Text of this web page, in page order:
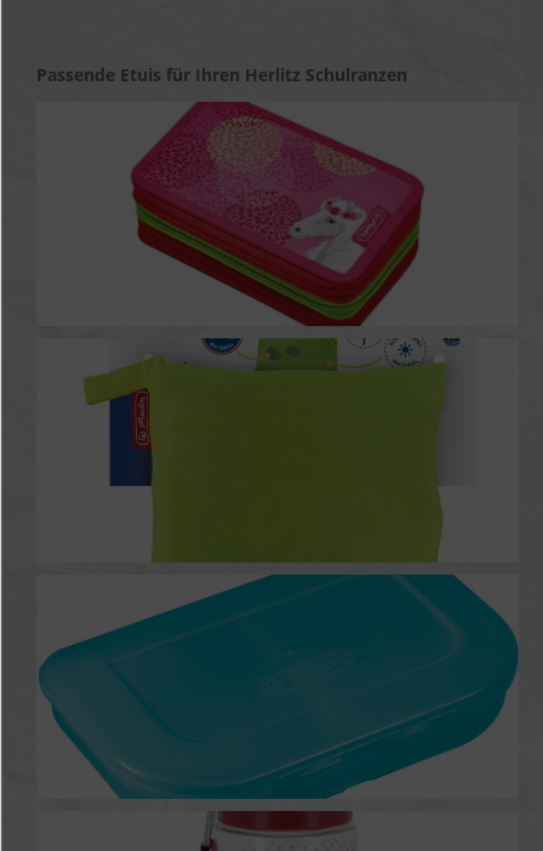
Passende Etuis für Ihren Herlitz Schulranzen
Etuis
Regenschutz
Brotdosen